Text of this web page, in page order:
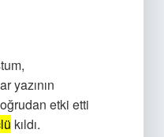
yazının
etki etti
kıldı.